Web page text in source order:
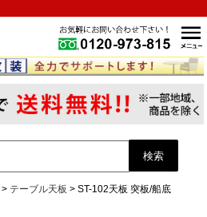
テーブル天板 ST-102天板 突板/船底